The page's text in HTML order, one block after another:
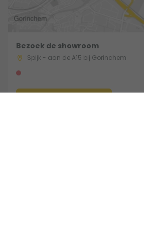
Bezoek de showroom
Spijk - aan de A15 bij Gorinchem